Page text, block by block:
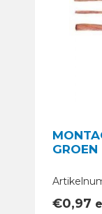
GROEN
€0,97